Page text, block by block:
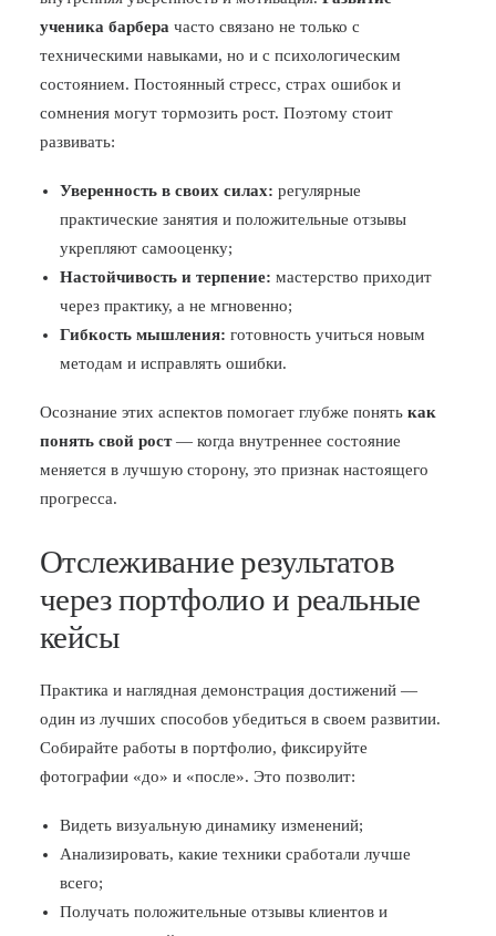
ученика барбера часто связано не только с
техническими навыками, но и с психологическим
состоянием. Постоянный стресс, страх ошибок и
сомнения могут тормозить рост. Поэтому стоит
развивать:
Уверенность в своих силах: регулярные
практические занятия и положительные отзывы
укрепляют самооценку;
Настойчивость и терпение: мастерство приходит
через практику, а не мгновенно;
Гибкость мышления: готовность учиться новым
методам и исправлять ошибки.
Осознание этих аспектов помогает глубже понять как
понять свой рост— когда внутреннее состояние
меняется в лучшую сторону, это признак настоящего
прогресса.
Отслеживание результатов
через портфолио и реальные
кейсы
Практика и наглядная демонстрация достижений —
один из лучших способов убедиться в своем развитии.
Собирайте работы в портфолио, фиксируйте
фотографии «до» и «после». Это позволит:
Видеть визуальную динамику изменений;
Анализировать, какие техники сработали лучше
всего;
Получать положительные отзывы клиентов и